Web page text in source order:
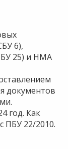
6),
25) и НМА
документов
год. Как
ПБУ 22/2010.